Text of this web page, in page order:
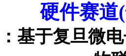
硬件赛道
：基于复旦微